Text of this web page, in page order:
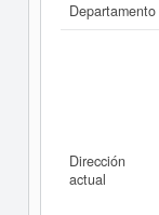
Departamento
Dirección
actual